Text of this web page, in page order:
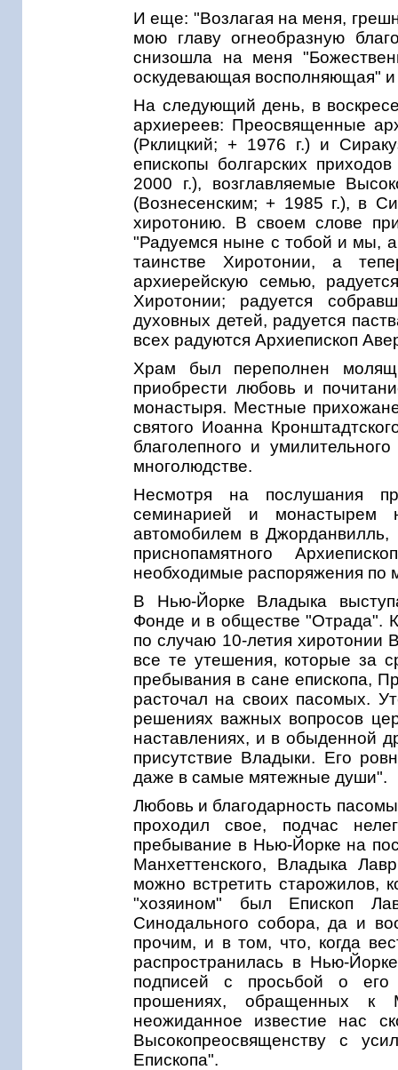
И еще: "Возлагая на меня,
мою главу огнеобразную
снизошла на меня
оскудевающая восполняющая"
На следующий день, в
архиереев: Преосвященные
(Рклицкий; + 1976 г.) и
епископы болгарских
2000 г.), возглавляемые
(Вознесенским; + 1985 г.), в
хиротонию. В своем слове
"Радуемся ныне с тобой и мы,
таинстве Хиротонии, а
архиерейскую семью,
Хиротонии; радуется
духовных детей, радуется
всех радуются Архиепископ
Храм был переполнен
приобрести любовь и
монастыря. Местные
святого Иоанна
благолепного и
многолюдстве.
Несмотря на послушания
семинарией и монастырем
автомобилем в
приснопамятного
необходимые распоряжения по
В Нью-Йорке Владыка
Фонде и в обществе "Отрада".
по случаю 10-летия хиротонии
все те утешения, которые за
пребывания в сане епископа,
расточал на своих пасомых.
решениях важных вопросов
наставлениях, и в обыденной
присутствие Владыки. Его
даже в самые мятежные души".
Любовь и благодарность
проходил свое, подчас
пребывание в Нью-Йорке на
Манхеттенского, Владыка
можно встретить старожилов,
"хозяином" был Епископ
Синодального собора, да и
прочим, и в том, что, когда
распространилась в Нью-
подписей с просьбой о его
прошениях, обращенных к
неожиданное известие нас
Высокопреосвященству с
Епископа".